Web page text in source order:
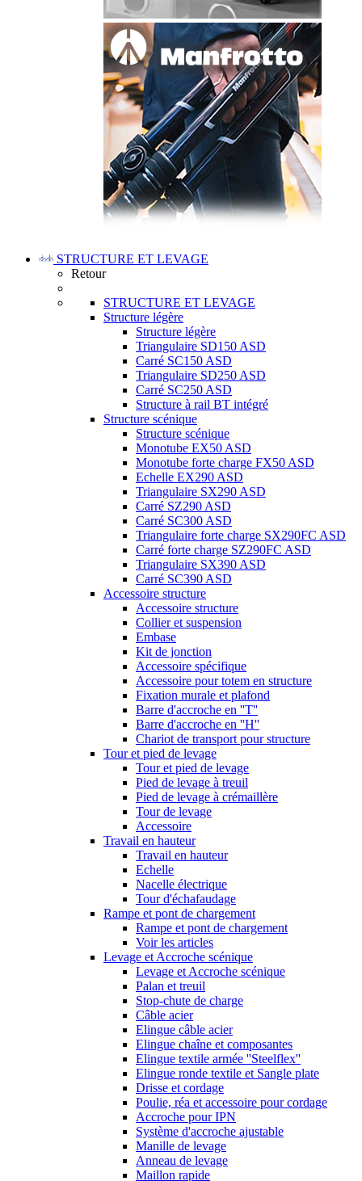
STRUCTURE ET LEVAGE
Retour
STRUCTURE ET LEVAGE
Structure légère
Structure légère
Triangulaire SD150 ASD
Carré SC150 ASD
Triangulaire SD250 ASD
Carré SC250 ASD
Structure à rail BT intégré
Structure scénique
Structure scénique
Monotube EX50 ASD
Monotube forte charge FX50 ASD
Echelle EX290 ASD
Triangulaire SX290 ASD
Carré SZ290 ASD
Carré SC300 ASD
Triangulaire forte charge SX290FC ASD
Carré forte charge SZ290FC ASD
Triangulaire SX390 ASD
Carré SC390 ASD
Accessoire structure
Accessoire structure
Collier et suspension
Embase
Kit de jonction
Accessoire spécifique
Accessoire pour totem en structure
Fixation murale et plafond
Barre d'accroche en ''T''
Barre d'accroche en ''H''
Chariot de transport pour structure
Tour et pied de levage
Tour et pied de levage
Pied de levage à treuil
Pied de levage à crémaillère
Tour de levage
Accessoire
Travail en hauteur
Travail en hauteur
Echelle
Nacelle électrique
Tour d'échafaudage
Rampe et pont de chargement
Rampe et pont de chargement
Voir les articles
Levage et Accroche scénique
Levage et Accroche scénique
Palan et treuil
Stop-chute de charge
Câble acier
Elingue câble acier
Elingue chaîne et composantes
Elingue textile armée ''Steelflex''
Elingue ronde textile et Sangle plate
Drisse et cordage
Poulie, réa et accessoire pour cordage
Accroche pour IPN
Système d'accroche ajustable
Manille de levage
Anneau de levage
Maillon rapide